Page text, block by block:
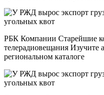
РБК Компании Старейшие
телерадиовещания Изучите
региональном каталоге